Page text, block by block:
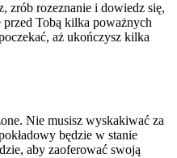
zrób rozeznanie i dowiedz się,
Tobą kilka poważnych
aż ukończysz kilka
Nie musisz wyskakiwać za
będzie w stanie
aby zaoferować swoją